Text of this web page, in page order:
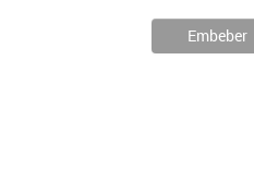
Embeber